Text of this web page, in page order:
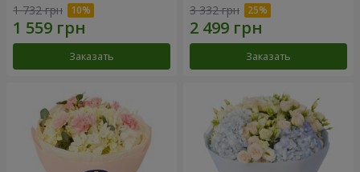
1 732 грн
Заказать
3 332 грн
Заказать